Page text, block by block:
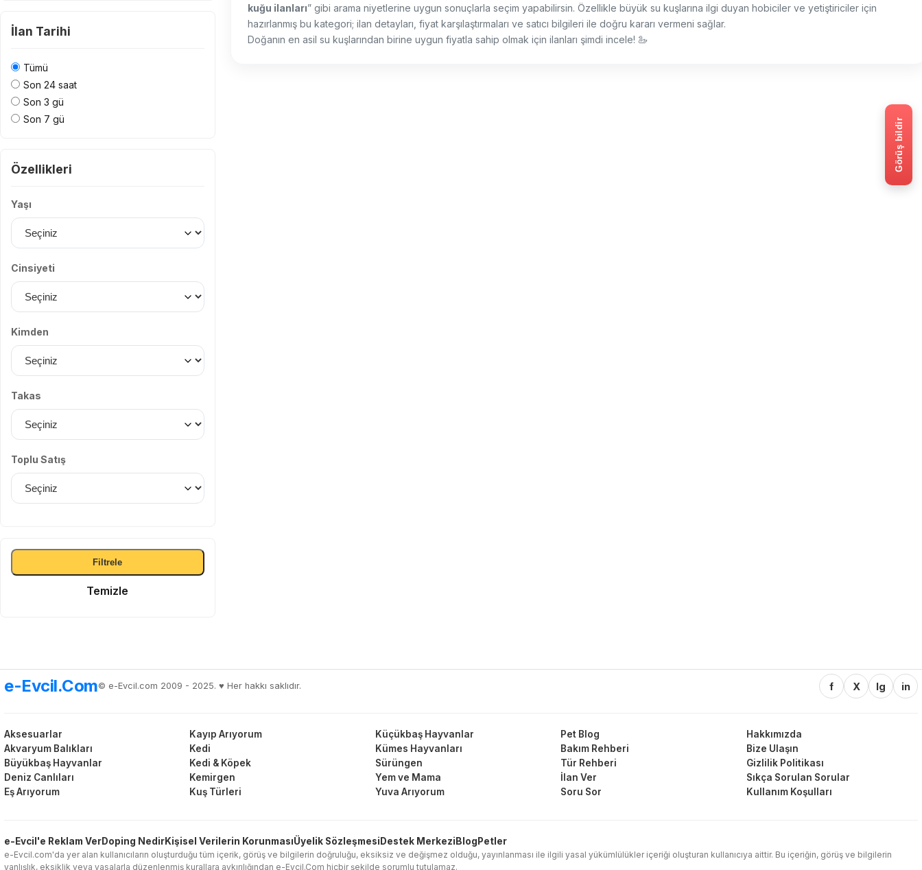
İlan Tarihi
Tümü
Son 24 saat
Son 3 gü
Son 7 gü
Özellikleri
Yaşı
Cinsiyeti
Kimden
Takas
Toplu Satış
Filtrele
Temizle
kuğu ilanları” gibi arama niyetlerine uygun sonuçlarla seçim yapabilirsin. Özellikle büyük su kuşlarına ilgi duyan hobiciler ve yetiştiriciler için
hazırlanmış bu kategori; ilan detayları, fiyat karşılaştırmaları ve satıcı bilgileri ile doğru kararı vermeni sağlar.
Doğanın en asil su kuşlarından birine uygun fiyatla sahip olmak için ilanları şimdi incele! 🦢
e-Evcil.Com© e-Evcil.com 2009 - 2025. ♥️ Her hakkı saklıdır. f X Ig in
Aksesuarlar
Akvaryum Balıkları
Büyükbaş Hayvanlar
Deniz Canlıları
Eş Arıyorum
Kayıp Arıyorum
Kedi
Kedi & Köpek
Kemirgen
Kuş Türleri
Küçükbaş Hayvanlar
Kümes Hayvanları
Sürüngen
Yem ve Mama
Yuva Arıyorum
Pet Blog
Bakım Rehberi
Tür Rehberi
İlan Ver
Soru Sor
Hakkımızda
Bize Ulaşın
Gizlilik Politikası
Sıkça Sorulan Sorular
Kullanım Koşulları
e-Evcil'e Reklam VerDoping NedirKişisel Verilerin KorunmasıÜyelik Sözleşmesi Destek Merkezi Blog Petler
e-Evcil.com'da yer alan kullanıcıların oluşturduğu tüm içerik, görüş ve bilgilerin doğruluğu, eksiksiz ve değişmez olduğu, yayınlanması ile ilgili yasal yükümlülükler içeriği oluşturan kullanıcıya aittir. Bu içeriğin, görüş ve bilgilerin
yanlışlık, eksiklik veya yasalarla düzenlenmiş kurallara aykırılığından e-Evcil.Com hiçbir şekilde sorumlu tutulamaz.
Görüş bildir